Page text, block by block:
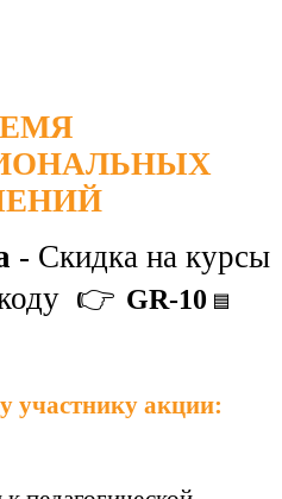
- Скидка на курсы
👉 GR-10 🟦
участнику акции: